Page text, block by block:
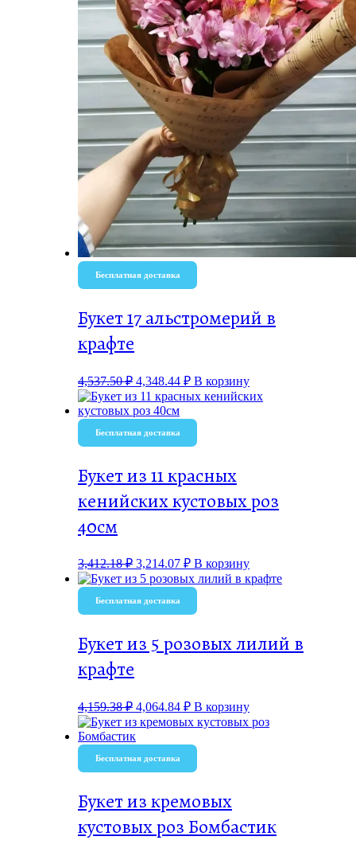
Бесплатная доставка
Букет 17 альстромерий в
крафте
4,537.50₽ 4,348.44 ₽ В корзину
Бесплатная доставка
Букет из 11 красных
кенийских кустовых роз
40см
3,412.18₽ 3,214.07 ₽ В корзину
Бесплатная доставка
Букет из 5 розовых лилий в
крафте
4,159.38₽ 4,064.84 ₽ В корзину
Бесплатная доставка
Букет из кремовых
кустовых роз Бомбастик